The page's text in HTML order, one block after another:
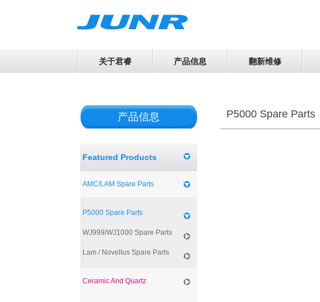
关于君睿 产品信息 翻新维修
产品信息
Featured Products
AMC/LAM Spare Parts
P5000 Spare Parts
WJ999/WJ1000 Spare Parts
Lam / Novellus Spare Parts
Ceramic And Quartz
P5000 Spare Parts